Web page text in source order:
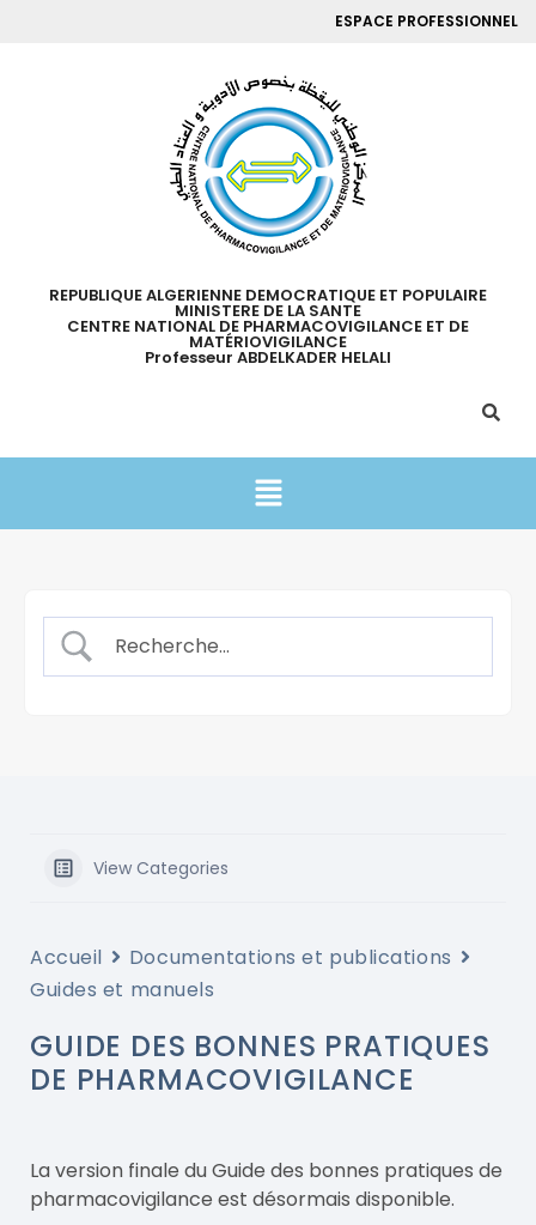
ESPACE PROFESSIONNEL
REPUBLIQUE ALGERIENNE DEMOCRATIQUE ET POPULAIRE
MINISTERE DE LA SANTE
CENTRE NATIONAL DE PHARMACOVIGILANCE ET DE
MATÉRIOVIGILANCE
Professeur ABDELKADER HELALI
View Categories
Accueil
Documentations et publications
Guides et manuels
GUIDE DES BONNES PRATIQUES
DE PHARMACOVIGILANCE
La version finale du Guide des bonnes pratiques de
pharmacovigilance est désormais disponible.